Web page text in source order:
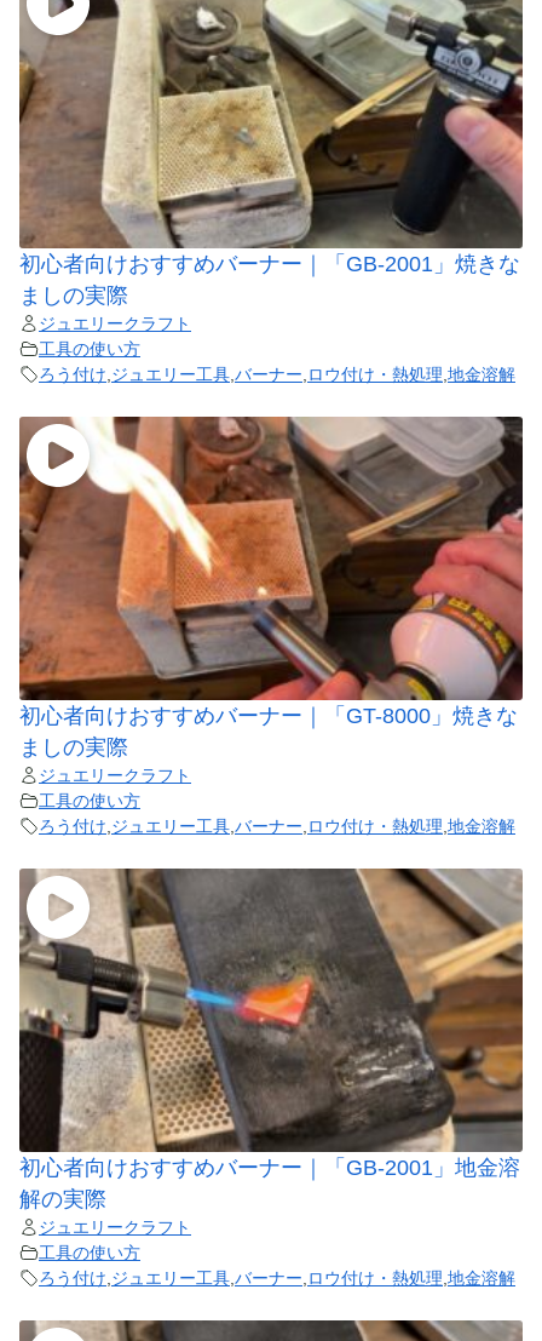
初心者向けおすすめバーナー｜「GB-2001」焼きな
ましの実際
ジュエリークラフト
工具の使い方
ろう付け ジュエリー工具 バーナー ロウ付け・熱処理 地金溶解
初心者向けおすすめバーナー｜「GT-8000」焼きな
ましの実際
ジュエリークラフト
工具の使い方
ろう付け ジュエリー工具 バーナー ロウ付け・熱処理 地金溶解
初心者向けおすすめバーナー｜「GB-2001」地金溶
解の実際
ジュエリークラフト
工具の使い方
ろう付け ジュエリー工具 バーナー ロウ付け・熱処理 地金溶解